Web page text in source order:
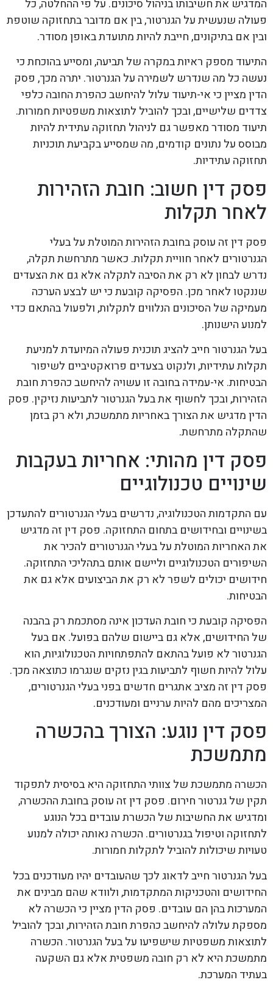
המדגיש את חשיבותו בניהול סיכונים. על פי ההחלטה, כל
פעולה שנעשית על הגנרטור, בין אם מדובר בתחזוקה שוטפת
ובין אם בתיקונים, חייבת להיות מתועדת באופן מסודר.
התיעוד מספק ראיות במקרה של תביעה, ומסייע בהוכחת כי
נעשה כל מה שנדרש לשמירה על הגנרטור. יתרה מכך, פסק
הדין מציין כי אי-תיעוד עלול להיחשב כהפרת החובה כלפי
צדדים שלישיים, ובכך להוביל לתוצאות משפטיות חמורות.
תיעוד מסודר מאפשר גם לניהול תחזוקה עתידית להיות
מבוסס על נתונים קודמים, מה שמסייע בקביעת תוכניות
תחזוקה עתידיות.
פסק דין חשוב: חובת הזהירות
לאחר תקלות
פסק דין זה עוסק בחובת הזהירות המוטלת על בעלי
הגנרטורים לאחר חוויית תקלות. כאשר מתרחשת תקלה,
נדרש לבחון לא רק את הסיבה לתקלה אלא גם את הצעדים
שננקטו לאחר מכן. הפסיקה קובעת כי יש לבצע הערכה
מעמיקה של הסיכונים הנלווים לתקלות, ולפעול בהתאם כדי
למנוע הישנותן.
בעל הגנרטור חייב להציג תוכנית פעולה המיועדת למניעת
תקלות עתידיות, ולנקוט בצעדים פרואקטיביים לשיפור
הבטיחות. אי-עמידה בחובה זו עשויה להיחשב כהפרת חובת
הזהירות, ובכך לחשוף את בעל הגנרטור לתביעות נזיקין. פסק
הדין מדגיש את הצורך באחריות מתמשכת, ולא רק בזמן
שהתקלה מתרחשת.
פסק דין מהותי: אחריות בעקבות
שינויים טכנולוגיים
עם התקדמות הטכנולוגיה, נדרשים בעלי הגנרטורים להתעדכן
בשינויים ובחידושים בתחום התחזוקה. פסק דין זה מדגיש
את האחריות המוטלת על בעלי הגנרטורים להכיר את
השיפורים הטכנולוגיים וליישם אותם בתהליכי התחזוקה.
חידושים יכולים לשפר לא רק את הביצועים אלא גם את
הבטיחות.
הפסיקה קובעת כי חובת העדכון אינה מסתכמת רק בהבנה
של החידושים, אלא גם ביישום שלהם בפועל. אם בעל
הגנרטור לא פועל בהתאם להתפתחויות הטכנולוגיות, הוא
עלול להיות חשוף לתביעות בגין נזקים שנגרמו כתוצאה מכך.
פסק דין זה מציב אתגרים חדשים בפני בעלי הגנרטורים,
המצריכים מהם להיות ערניים ומעודכנים.
פסק דין נוגע: הצורך בהכשרה
מתמשכת
הכשרה מתמשכת של צוותי התחזוקה היא בסיסית לתפקוד
תקין של גנרטור חירום. פסק דין זה עוסק בחובת ההכשרה,
ומדגיש את החשיבות של הכשרת עובדים בכל הנוגע
לתחזוקה וטיפול בגנרטורים. הכשרה נאותה יכולה למנוע
טעויות שיכולות להוביל לתקלות חמורות.
בעל הגנרטור חייב לדאוג לכך שהעובדים יהיו מעודכנים בכל
החידושים והטכניקות המתקדמות, ולוודא שהם מבינים את
המערכות בהן הם עובדים. פסק הדין מציין כי הכשרה לא
מספקת עלולה להיחשב כהפרת חובת הזהירות, ובכך להוביל
לתוצאות משפטיות שישפיעו על בעל הגנרטור. הכשרה
מתמשכת היא לא רק חובה משפטית אלא גם השקעה
בעתיד המערכת.